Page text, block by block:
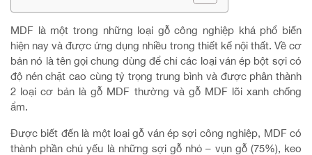
MDF là một trong những loại gỗ công nghiệp khá phổ biến
hiện nay và được ứng dụng nhiều trong thiết kế nội thất. Về cơ
bản nó là tên gọi chung dùng để chỉ các loại ván ép bột sợi có
độ nén chặt cao cùng tỷ trọng trung bình và được phân thành
2 loại cơ bản là gỗ MDF thường và gỗ MDF lõi xanh chống
ẩm.
Được biết đến là một loại gỗ ván ép sợi công nghiệp, MDF có
thành phần chủ yếu là những sợi gỗ nhỏ – vụn gỗ (75%), keo